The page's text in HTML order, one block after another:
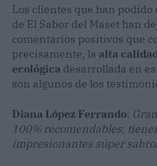
Los clientes que han podido
de El Sabor del Maset han
comentarios positivos que
precisamente, la alta
ecológica desarrollada en
son algunos de los
Diana López Ferrando:
100% recomendables,
impresionantes súper